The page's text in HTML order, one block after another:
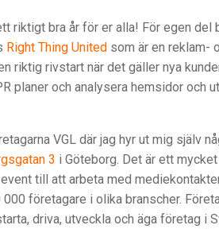
riktigt bra år för er alla! För egen del
Right Thing United som är en reklam-
riktig rivstart när det gäller nya
planer och analysera hemsidor och
VGL där jag hyr ut mig själv
3 i Göteborg. Det är ett
till att arbeta med
företagare i olika branscher.
driva, utveckla och äga företag i